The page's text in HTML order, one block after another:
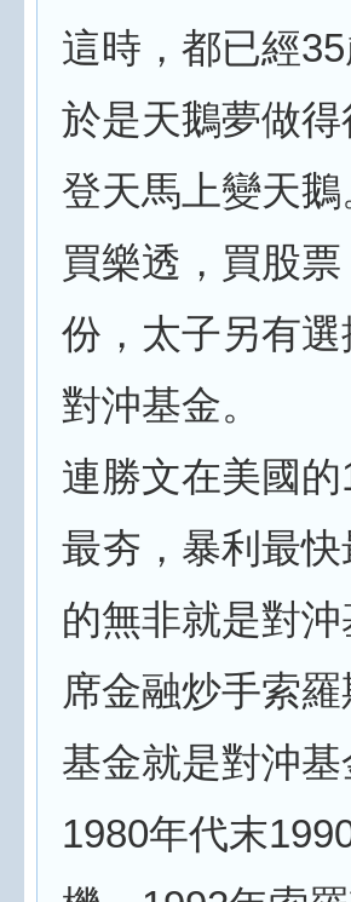
這時，都已經
於是天鵝夢做
登天馬上變天
買樂透，買股
份，太子另有
對沖基金。
連勝文在美國
最夯，暴利最
的無非就是對
席金融炒手索
基金就是對沖基
1980年代末